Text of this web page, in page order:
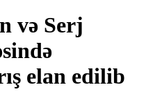
və Serj
elan edilib